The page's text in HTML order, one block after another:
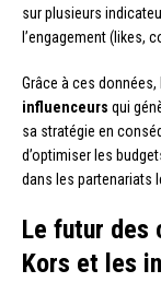
sur plusieurs
l’engagement (likes,
Grâce à ces
influenceurs qui
sa stratégie en
d’optimiser les
dans les partenariats
Le futur des
Kors et les